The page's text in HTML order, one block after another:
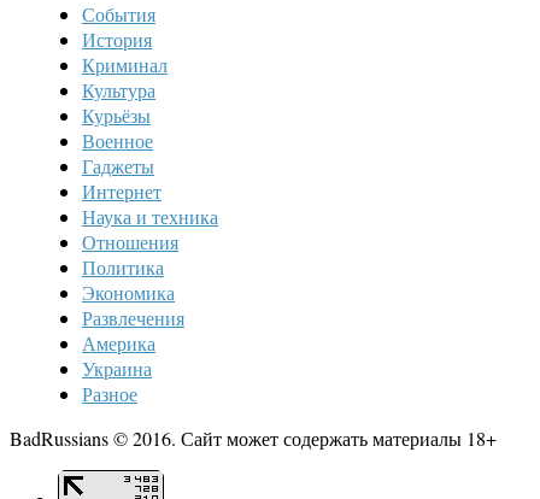
События
История
Криминал
Культура
Курьёзы
Военное
Гаджеты
Интернет
Наука и техника
Отношения
Политика
Экономика
Развлечения
Америка
Украина
Разное
BadRussians © 2016. Сайт может содержать материалы 18+